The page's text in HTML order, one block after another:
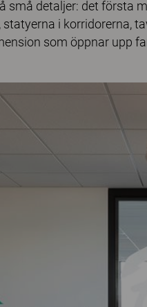
små detaljer: det första
i korridorerna,
som öppnar upp